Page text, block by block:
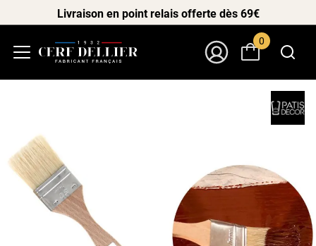
Livraison en point relais offerte dès 69€
0